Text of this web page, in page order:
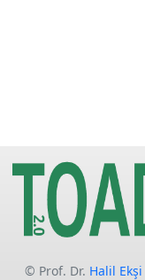
© Prof. Dr. Halil Ekşi